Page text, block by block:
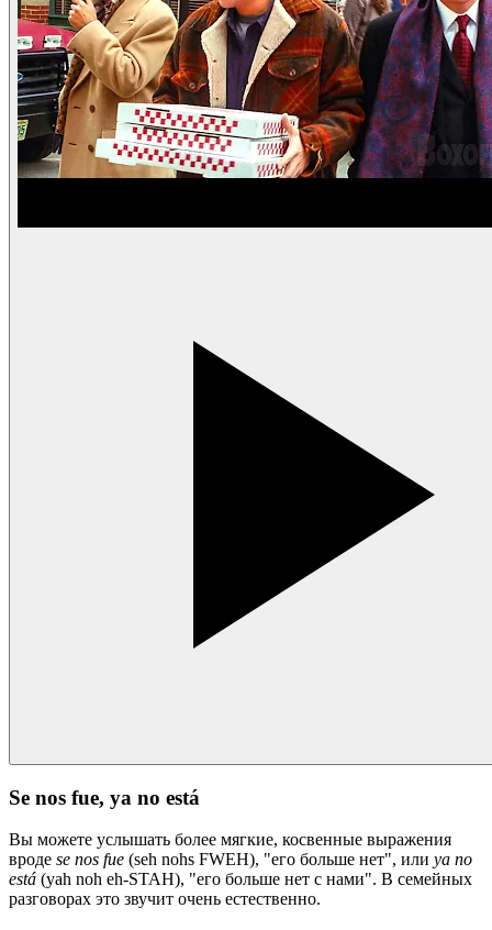
Se nos fue, ya no está
Вы можете услышать более мягкие, косвенные выражения
вроде se nos fue (seh nohs FWEH), "его больше нет", или ya no
está (yah noh eh-STAH), "его больше нет с нами". В семейных
разговорах это звучит очень естественно.